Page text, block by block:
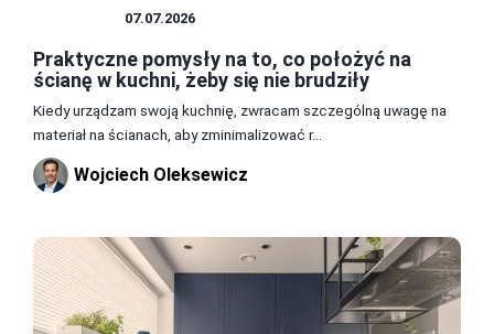
07.07.2026
Praktyczne pomysły na to, co położyć na
ścianę w kuchni, żeby się nie brudziły
Kiedy urządzam swoją kuchnię, zwracam szczególną uwagę na
materiał na ścianach, aby zminimalizować r...
Wojciech Oleksewicz